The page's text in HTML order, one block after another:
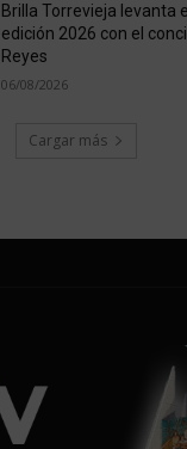
Brilla Torrevieja levanta
edición 2026 con el
Reyes
06/08/2026
Cargar más